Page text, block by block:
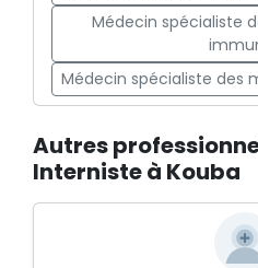
Médecin spécialiste
Médecin spécialiste des
Autres
Interniste à Kouba